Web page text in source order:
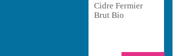
Cidre Fermier
Brut Bio